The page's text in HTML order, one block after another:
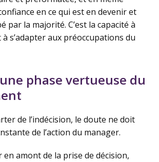
en ce qui est en devenir et
par la majorité. C’est la capacité à
s’adapter aux préoccupations du
phase vertueuse du
de l’indécision, le doute ne doit
de l’action du manager.
amont de la prise de décision,